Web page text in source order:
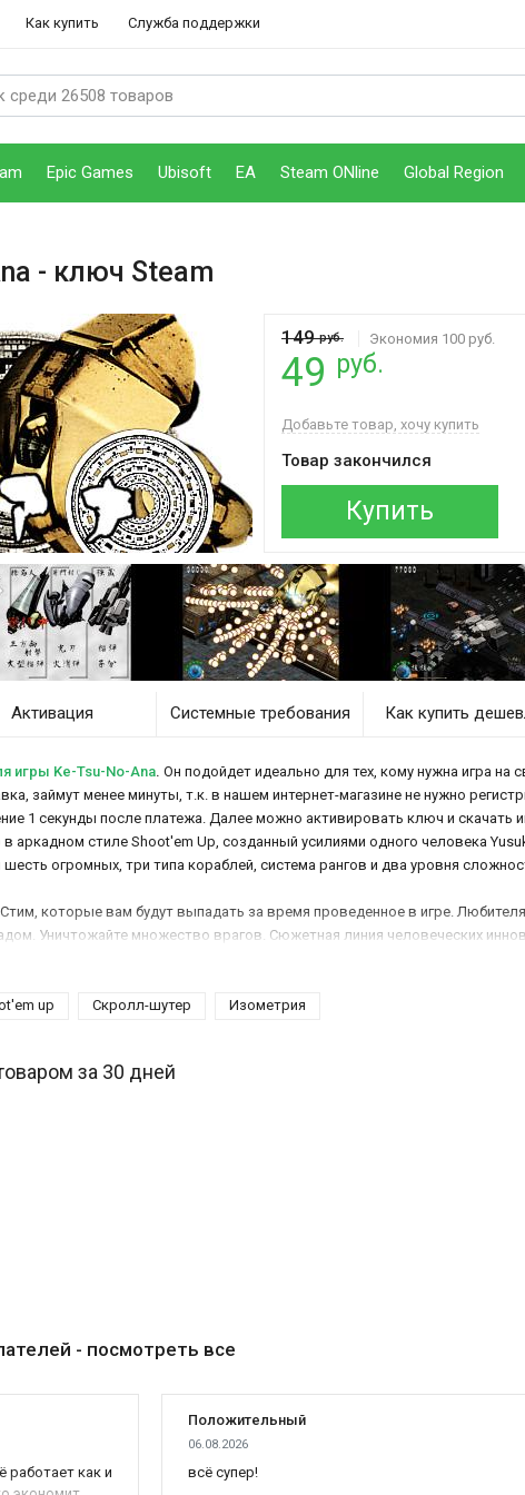
Как купить Служба поддержки
Epic Games Ubisoft EA Steam ONline Global Region
- ключ Steam
149руб. Экономия 100 руб.
49 руб.
Добавьте товар, хочу купить
Товар закончился
Купить
Активация Системные требования Как купить
игры Ke-Tsu-No-Ana. Он подойдет идеально для тех, кому нужна игра на
займут менее минуты, т.к. в нашем интернет-магазине не нужно
1 секунды после платежа. Далее можно активировать ключ и скачать
аркадном стиле Shoot'em Up, созданный усилиями одного человека
огромных, три типа кораблей, система рангов и два уровня
которые вам будут выпадать за время проведенное в игре.
Уничтожайте множество врагов. Сюжетная линия человеческих
up Скролл-шутер Изометрия
за 30 дней
- посмотреть все
работает как и
Положительный
06.08.2026
всё супер!